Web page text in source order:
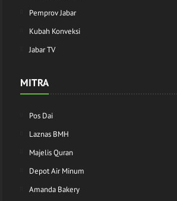
Pemprov Jabar
Kubah Konveksi
Jabar TV
MITRA
Pos Dai
Laznas BMH
Majelis Quran
Depot Air Minum
Amanda Bakery